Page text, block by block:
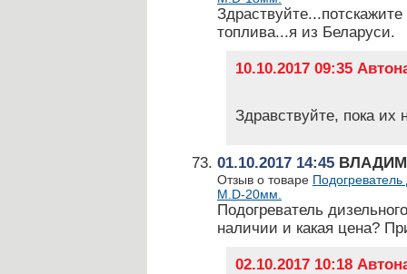
Здраствуйте...потскажите
топлива...я из Беларуси.
10.10.2017 09:35
Здравствуйте, пока их
01.10.2017 14:45
Отзыв о товаре
М.D-20мм.
Подогреватель
наличии и какая цена?
02.10.2017 10:18